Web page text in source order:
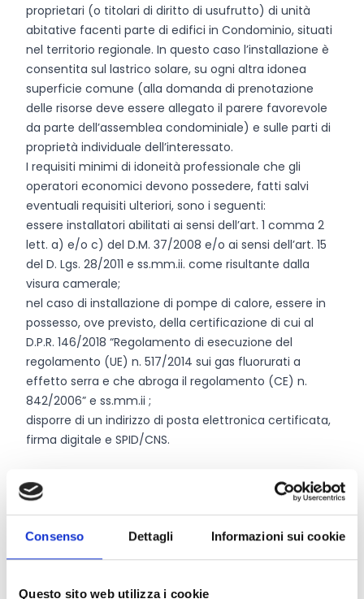
Consenso Dettagli Informazioni sui cookie
Questo sito web utilizza i cookie
proprietari (o titolari di diritto di usufrutto) di unità
abitative facenti parte di edifici in Condominio, situati
nel territorio regionale. In questo caso l’installazione è
consentita sul lastrico solare, su ogni altra idonea
superficie comune (alla domanda di prenotazione
delle risorse deve essere allegato il parere favorevole
da parte dell’assemblea condominiale) e sulle parti di
proprietà individuale dell’interessato.
I requisiti minimi di idoneità professionale che gli
operatori economici devono possedere, fatti salvi
eventuali requisiti ulteriori, sono i seguenti:
essere installatori abilitati ai sensi dell’art. 1 comma 2
lett. a) e/o c) del D.M. 37/2008 e/o ai sensi dell’art. 15
del D. Lgs. 28/2011 e ss.mm.ii. come risultante dalla
visura camerale;
nel caso di installazione di pompe di calore, essere in
possesso, ove previsto, della certificazione di cui al
D.P.R. 146/2018 “Regolamento di esecuzione del
regolamento (UE) n. 517/2014 sui gas fluorurati a
effetto serra e che abroga il regolamento (CE) n.
842/2006” e ss.mm.ii ;
disporre di un indirizzo di posta elettronica certificata,
firma digitale e SPID/CNS.
Entità del contributo
La dotazione finanziaria complessiva ammonta a
7.000.000 Euro per il 2027;